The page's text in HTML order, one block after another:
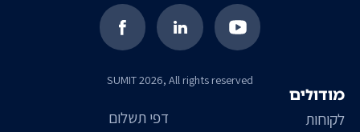
SUMIT 2026, All rights reserved
דפי תשלום
מודולים
לקוחות